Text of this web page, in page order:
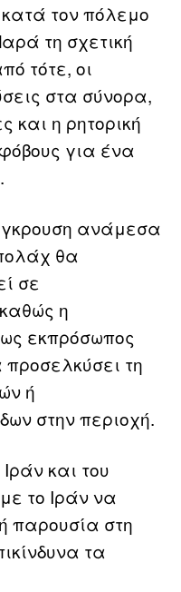
κατά τον πόλεμο
τη σχετική
τότε, οι
στα σύνορα,
και η ρητορική
για ένα
ανάμεσα
θα
σε
η
εκπρόσωπος
προσελκύσει τη
ή
στην περιοχή.
και του
το Ιράν να
παρουσία στη
τα